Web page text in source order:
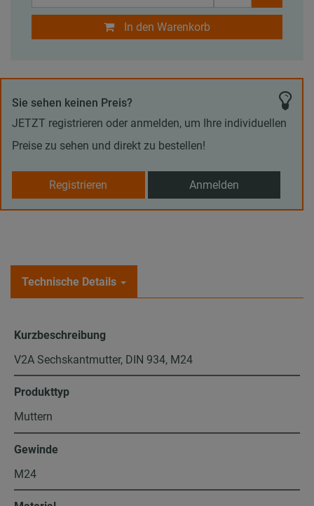
In den Warenkorb
Sie sehen keinen Preis?
JETZT registrieren oder anmelden, um Ihre individuellen
Preise zu sehen und direkt zu bestellen!
Registrieren Anmelden
Technische Details
Kurzbeschreibung
V2A Sechskantmutter, DIN 934, M24
Produkttyp
Muttern
Gewinde
M24